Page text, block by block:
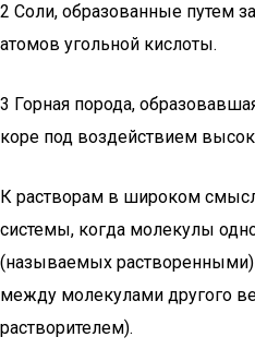
2 Соли, образованные путем
атомов угольной кислоты.
3 Горная порода,
коре под воздействием
К растворам в широком
системы, когда молекулы
(называемых
между молекулами другого
растворителем).